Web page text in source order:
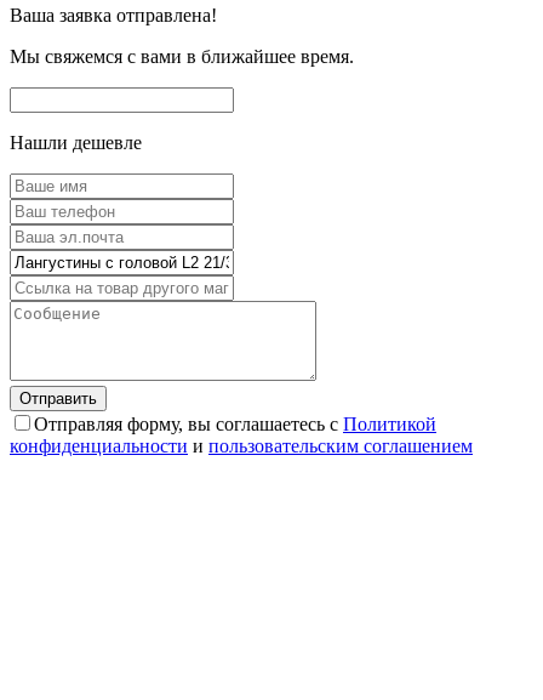
Ваша заявка отправлена!
Мы свяжемся с вами в ближайшее время.
Нашли дешевле
Отправляя форму, вы соглашаетесь с Политикой
конфиденциальности и пользовательским соглашением